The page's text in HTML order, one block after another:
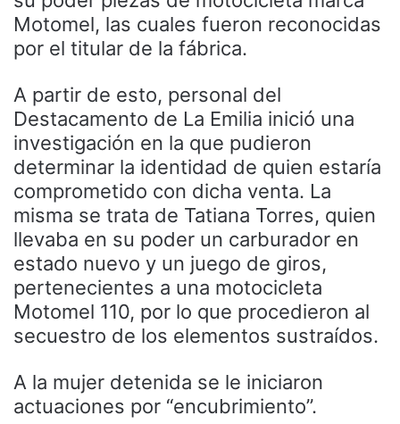
Motomel, las cuales fueron reconocidas
por el titular de la fábrica.
A partir de esto, personal del
Destacamento de La Emilia inició una
investigación en la que pudieron
determinar la identidad de quien estaría
comprometido con dicha venta. La
misma se trata de Tatiana Torres, quien
llevaba en su poder un carburador en
estado nuevo y un juego de giros,
pertenecientes a una motocicleta
Motomel 110, por lo que procedieron al
secuestro de los elementos sustraídos.
A la mujer detenida se le iniciaron
actuaciones por “encubrimiento”.